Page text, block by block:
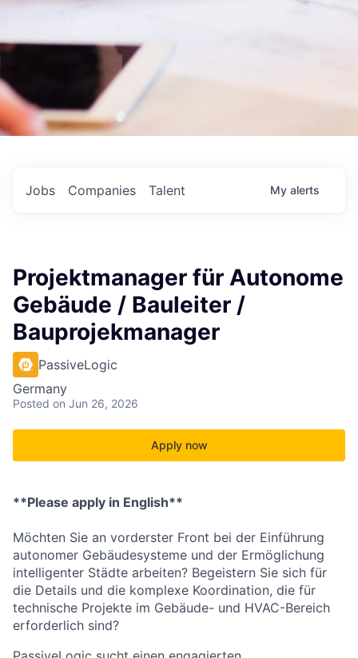
Jobs Companies Talent My alerts
Projektmanager für Autonome
Gebäude / Bauleiter /
Bauprojekmanager
PassiveLogic
Germany
Posted on Jun 26, 2026
Apply now
**Please apply in English**
Möchten Sie an vorderster Front bei der Einführung
autonomer Gebäudesysteme und der Ermöglichung
intelligenter Städte arbeiten? Begeistern Sie sich für
die Details und die komplexe Koordination, die für
technische Projekte im Gebäude- und HVAC-Bereich
erforderlich sind?